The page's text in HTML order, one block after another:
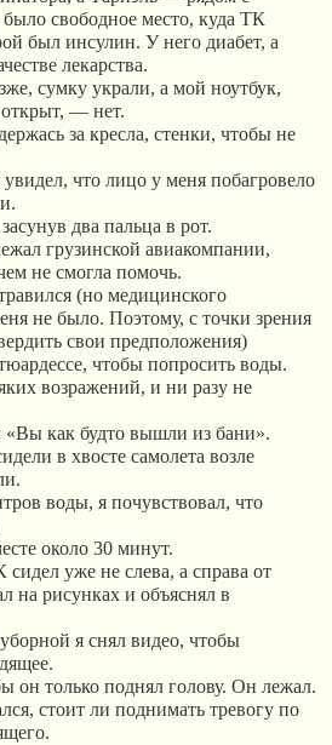
свободное место, куда ТК
был инсулин. У него диабет, а
лекарства.
сумку украли, а мой ноутбук,
— нет.
за кресла, стенки, чтобы не
увидел, что лицо у меня побагровело
два пальца в рот.
грузинской авиакомпании,
не смогла помочь.
(но медицинского
не было. Поэтому, с точки зрения
свои предположения)
чтобы попросить воды.
возражений, и ни разу не
«Вы как будто вышли из бани».
в хвосте самолета возле
воды, я почувствовал, что
около 30 минут.
сидел уже не слева, а справа от
на рисунках и объяснял в
я снял видео, чтобы
он только поднял голову. Он лежал.
стоит ли поднимать тревогу по